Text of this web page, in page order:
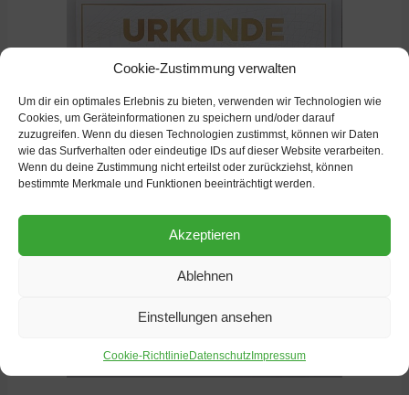
Cookie-Zustimmung verwalten
Um dir ein optimales Erlebnis zu bieten, verwenden wir Technologien wie
Cookies, um Geräteinformationen zu speichern und/oder darauf
zuzugreifen. Wenn du diesen Technologien zustimmst, können wir Daten
wie das Surfverhalten oder eindeutige IDs auf dieser Website verarbeiten.
Wenn du deine Zustimmung nicht erteilst oder zurückziehst, können
bestimmte Merkmale und Funktionen beeinträchtigt werden.
Akzeptieren
Ablehnen
Einstellungen ansehen
Cookie-RichtlinieDatenschutzImpressum